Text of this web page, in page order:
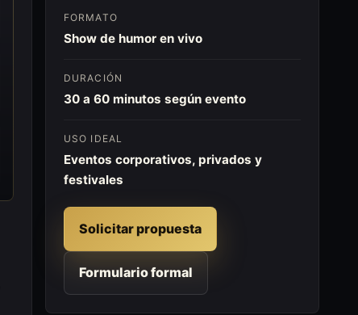
FORMATO
Show de humor en vivo
DURACIÓN
30 a 60 minutos según evento
USO IDEAL
Eventos corporativos, privados y
festivales
Solicitar propuesta
Formulario formal